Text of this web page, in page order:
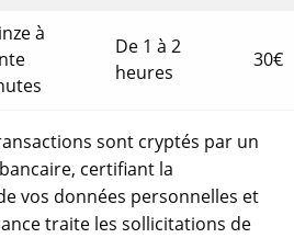
à
De 1 à 2
heures
30€
sont cryptés par un
certifiant la
vos données personnelles et
traite les sollicitations de